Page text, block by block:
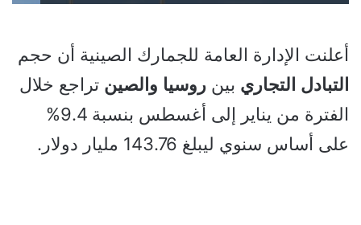
أعلنت الإدارة العامة للجمارك الصينية أن حجم
التبادل التجاري بين روسيا والصين تراجع خلال
الفترة من يناير إلى أغسطس بنسبة 9.4%
على أساس سنوي ليبلغ 143.76 مليار دولار.